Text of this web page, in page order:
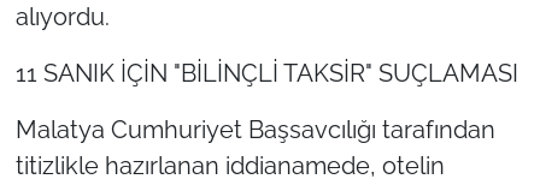
alıyordu.
11 SANIK İÇİN "BİLİNÇLİ TAKSİR" SUÇLAMASI
Malatya Cumhuriyet Başsavcılığı tarafından
titizlikle hazırlanan iddianamede, otelin